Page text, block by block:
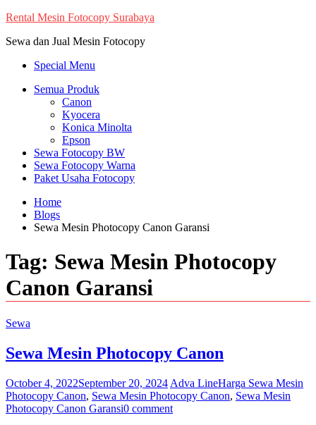
Skip
content
Rental Mesin Fotocopy Surabaya
Sewa dan Jual Mesin Fotocopy
Special Menu
Semua Produk
Canon
Kyocera
Konica Minolta
Epson
Sewa Fotocopy BW
Sewa Fotocopy Warna
Paket Usaha Fotocopy
Home
Blogs
Sewa Mesin Photocopy Canon Garansi
Tag: Sewa Mesin Photocopy
Canon Garansi
Sewa
Sewa Mesin Photocopy Canon
October 4, 2022September 20, 2024 Adva LineHarga Sewa Mesin
Photocopy Canon, Sewa Mesin Photocopy Canon, Sewa Mesin
Photocopy Canon Garansi0 comment